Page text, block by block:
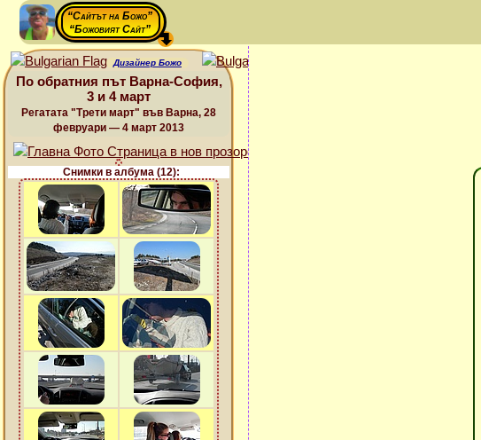
“Сайтът на Божо”
“Божовият Сайт”
Дизайнер Божо
По обратния път Варна-София,
3 и 4 март
Регатата "Трети март" във Варна, 28
февруари — 4 март 2013
Снимки в албума (12):